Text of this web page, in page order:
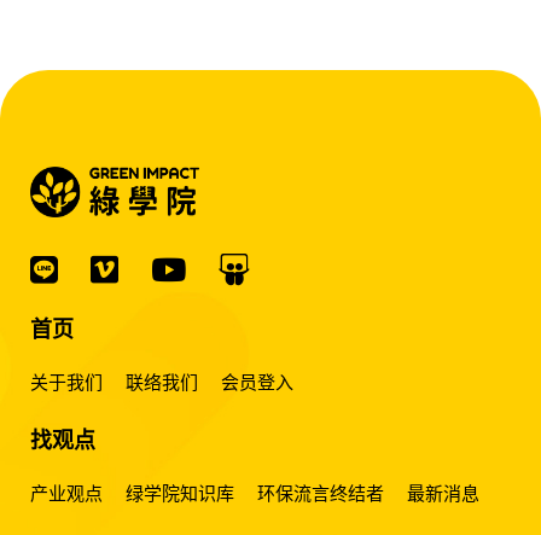
首页
关于我们 联络我们 会员登入
找观点
产业观点 绿学院知识库 环保流言终结者 最新消息